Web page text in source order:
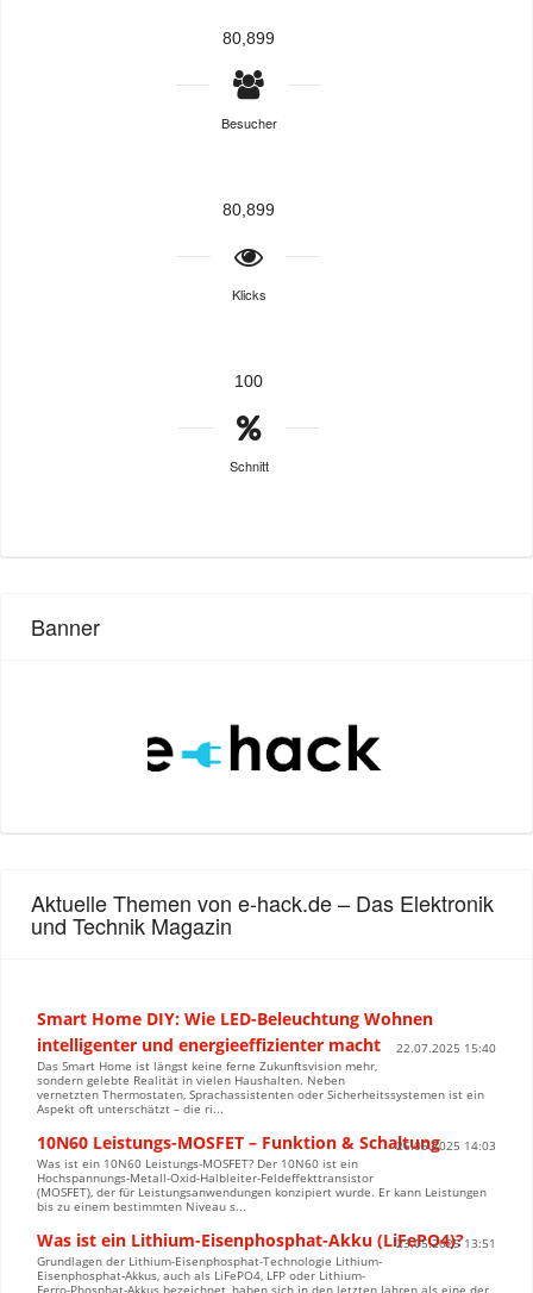
80,899
Besucher
80,899
Klicks
100
Schnitt
Banner
Aktuelle Themen von e-hack.de – Das Elektronik
und Technik Magazin
Smart Home DIY: Wie LED-Beleuchtung Wohnen
intelligenter und energieeffizienter macht
22.07.2025 15:40
Das Smart Home ist längst keine ferne Zukunftsvision mehr,
sondern gelebte Realität in vielen Haushalten. Neben
vernetzten Thermostaten, Sprachassistenten oder Sicherheitssystemen ist ein
Aspekt oft unterschätzt – die ri...
10N60 Leistungs-MOSFET – Funktion & Schaltung26.05.2025 14:03
Was ist ein 10N60 Leistungs-MOSFET? Der 10N60 ist ein
Hochspannungs-Metall-Oxid-Halbleiter-Feldeffekttransistor
(MOSFET), der für Leistungsanwendungen konzipiert wurde. Er kann Leistungen
bis zu einem bestimmten Niveau s...
Was ist ein Lithium-Eisenphosphat-Akku (LiFePO4)?
23.05.2025 13:51
Grundlagen der Lithium-Eisenphosphat-Technologie Lithium-
Eisenphosphat-Akkus, auch als LiFePO4, LFP oder Lithium-
Ferro-Phosphat-Akkus bezeichnet, haben sich in den letzten Jahren als eine der